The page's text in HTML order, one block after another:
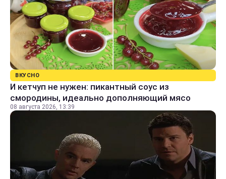
ВКУСНО
И кетчуп не нужен: пикантный соус из
смородины, идеально дополняющий мясо
08 августа 2026, 13:39